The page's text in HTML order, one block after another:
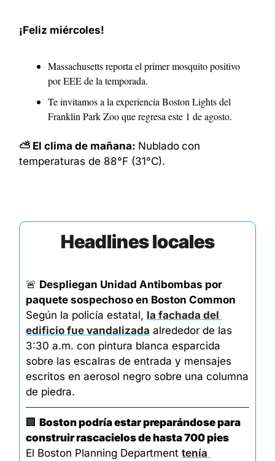
¡Feliz miércoles!
Massachusetts reporta el primer mosquito positivo
por EEE de la temporada.
Te invitamos a la experiencia Boston Lights del
Franklin Park Zoo que regresa este 1 de agosto.
⛅ El clima de mañana: Nublado con
temperaturas de 88°F (31°C).
Headlines locales
🚨 Despliegan Unidad Antibombas por
paquete sospechoso en Boston Common
Según la policía estatal, la fachada del
edificio fue vandalizada alrededor de las
3:30 a.m. con pintura blanca esparcida
sobre las escalras de entrada y mensajes
escritos en aerosol negro sobre una columna
de piedra.
🏢 Boston podría estar preparándose para
construir rascacielos de hasta 700 pies
El Boston Planning Department tenía